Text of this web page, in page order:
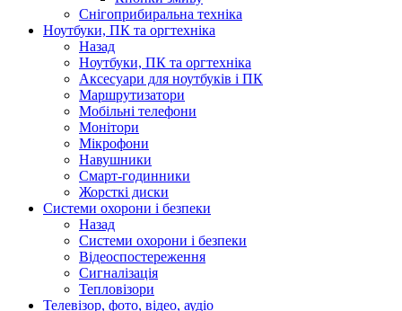
Снігоприбиральна техніка
Ноутбуки, ПК та оргтехніка
Назад
Ноутбуки, ПК та оргтехніка
Аксесуари для ноутбуків і ПК
Маршрутизатори
Мобільні телефони
Монітори
Мікрофони
Навушники
Смарт-годинники
Жорсткі диски
Системи охорони і безпеки
Назад
Системи охорони і безпеки
Відеоспостереження
Сигналізація
Тепловізори
Телевізор, фото, відео, аудіо